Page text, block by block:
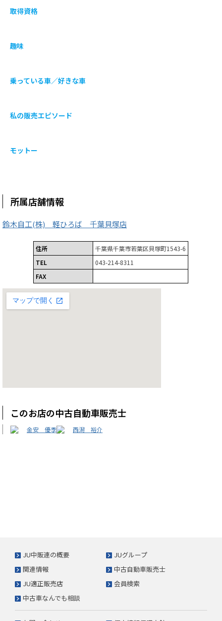
取得資格
趣味
乗っている車／好きな車
私の販売エピソード
モットー
所属店舗情報
鈴木自工(株) 軽ひろば 千葉貝塚店
住所
千葉県千葉市若葉区貝塚町1543-6
TEL
043-214-8311
FAX
このお店の中古自動車販売士
金安 優季 西潟 裕介
JU中販連の概要
JUグループ
関連情報
中古自動車販売士
JU適正販売店
会員検索
中古車なんでも相談